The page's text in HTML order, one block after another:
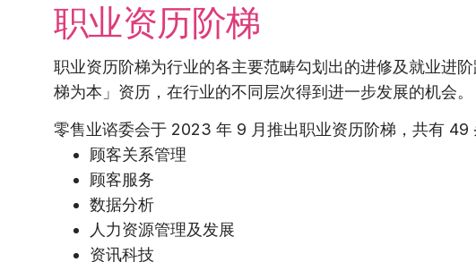
职业资历阶梯
职业资历阶梯为行业的各主要范畴勾划出的进修及就业进
梯为本」资历，在行业的不同层次得到进一步发展的机会。
零售业谘委会于 2023 年 9 月推出职业资历阶梯，共有 49
顾客关系管理
顾客服务
数据分析
人力资源管理及发展
资讯科技